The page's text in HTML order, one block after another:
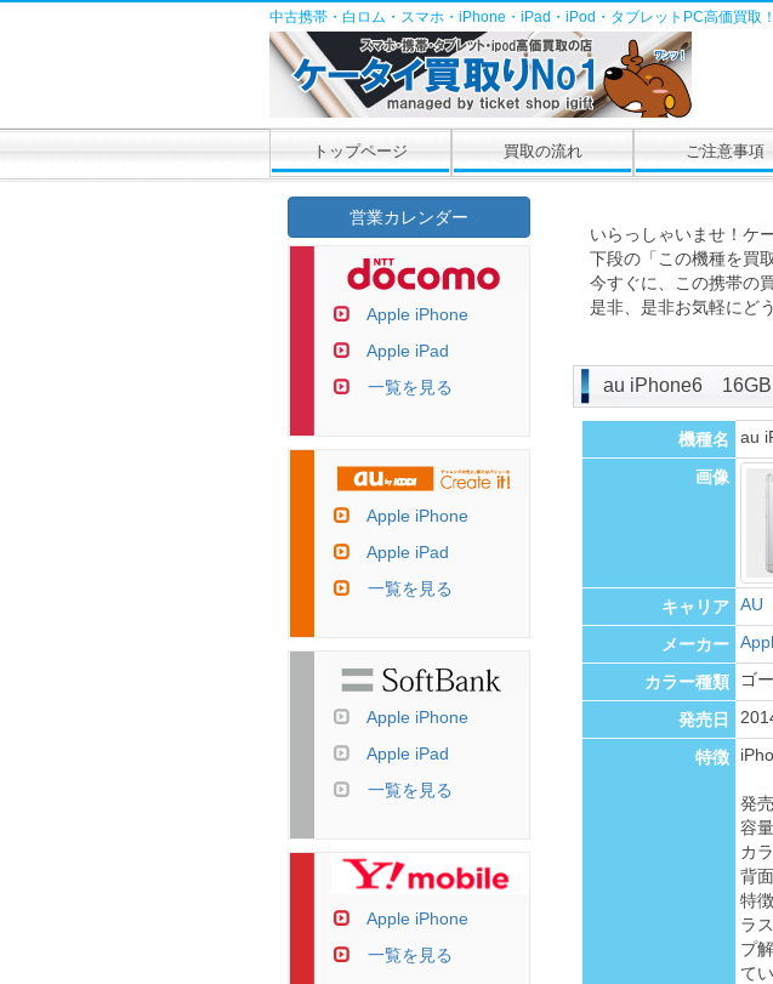
中古携帯・白ロム・スマホ・iPhone・iPad・iPod・タブレットPC高価買取
トップページ 買取の流れ ご注意事項
いらっしゃいませ！ケ
下段の「この機種を買
今すぐに、この携帯の
是非、是非お気軽にど
au iPhone6 16GB
機種名 au
画像
キャリア AU
メーカー
カラー種類 ゴ
発売日
特徴
発
容
カ
背
特
ラ
プ
て
営業カレンダー
Apple iPhone
Apple iPad
一覧を見る
Apple iPhone
Apple iPad
一覧を見る
Apple iPhone
Apple iPad
一覧を見る
Apple iPhone
一覧を見る